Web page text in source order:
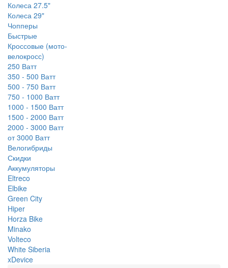
Колеса 27.5"
Колеса 29"
Чопперы
Быстрые
Кроссовые (мото-
велокросс)
250 Ватт
350 - 500 Ватт
500 - 750 Ватт
750 - 1000 Ватт
1000 - 1500 Ватт
1500 - 2000 Ватт
2000 - 3000 Ватт
от 3000 Ватт
Велогибриды
Скидки
Аккумуляторы
Eltreco
Elbike
Green City
Hiper
Horza Bike
Minako
Volteco
White Siberia
xDevice